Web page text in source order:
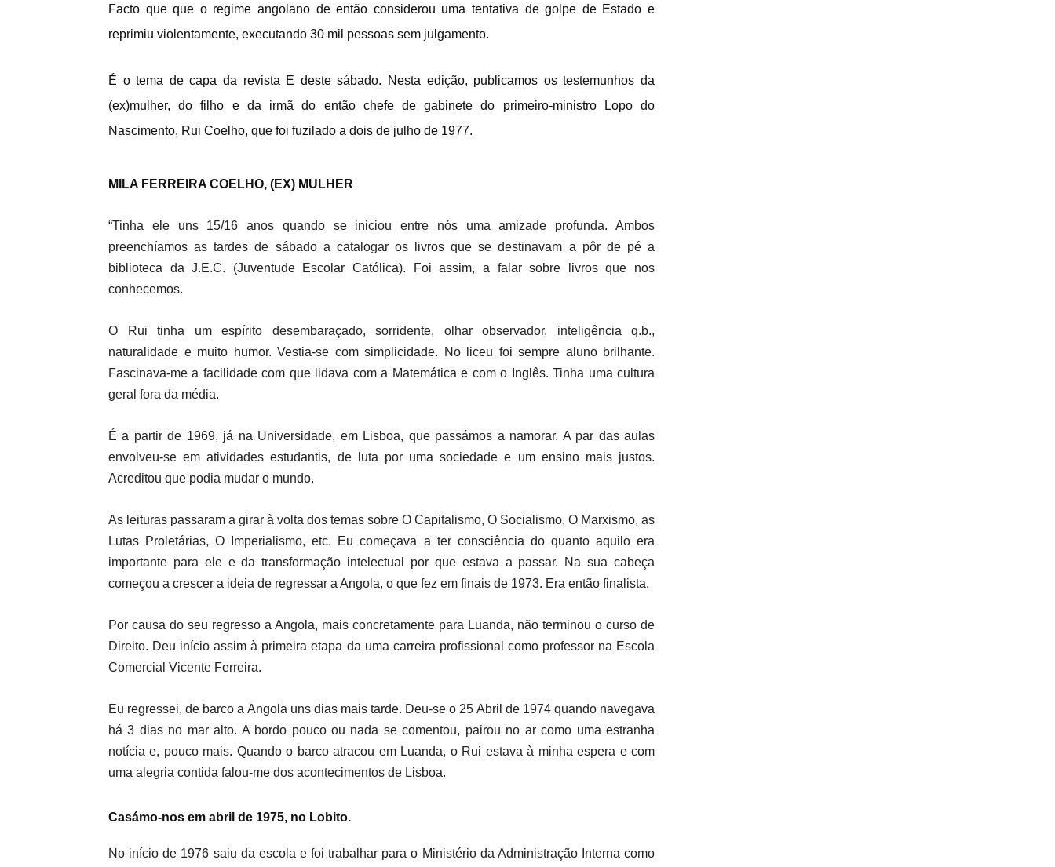
Facto que que o regime angolano de então considerou uma tentativa de golpe de Estado e
reprimiu violentamente, executando 30 mil pessoas sem julgamento.
É o tema de capa da revista E deste sábado. Nesta edição, publicamos os testemunhos da
(ex)mulher, do filho e da irmã do então chefe de gabinete do primeiro-ministro Lopo do
Nascimento, Rui Coelho, que foi fuzilado a dois de julho de 1977.
MILA FERREIRA COELHO, (EX) MULHER
“Tinha ele uns 15/16 anos quando se iniciou entre nós uma amizade profunda. Ambos
preenchíamos as tardes de sábado a catalogar os livros que se destinavam a pôr de pé a
biblioteca da J.E.C. (Juventude Escolar Católica). Foi assim, a falar sobre livros que nos
conhecemos.
O Rui tinha um espírito desembaraçado, sorridente, olhar observador, inteligência q.b.,
naturalidade e muito humor. Vestia-se com simplicidade. No liceu foi sempre aluno brilhante.
Fascinava-me a facilidade com que lidava com a Matemática e com o Inglês. Tinha uma cultura
geral fora da média.
É a partir de 1969, já na Universidade, em Lisboa, que passámos a namorar. A par das aulas
envolveu-se em atividades estudantis, de luta por uma sociedade e um ensino mais justos.
Acreditou que podia mudar o mundo.
As leituras passaram a girar à volta dos temas sobre O Capitalismo, O Socialismo, O Marxismo, as
Lutas Proletárias, O Imperialismo, etc. Eu começava a ter consciência do quanto aquilo era
importante para ele e da transformação intelectual por que estava a passar. Na sua cabeça
começou a crescer a ideia de regressar a Angola, o que fez em finais de 1973. Era então finalista.
Por causa do seu regresso a Angola, mais concretamente para Luanda, não terminou o curso de
Direito. Deu início assim à primeira etapa da uma carreira profissional como professor na Escola
Comercial Vicente Ferreira.
Eu regressei, de barco a Angola uns dias mais tarde. Deu-se o 25 Abril de 1974 quando navegava
há 3 dias no mar alto. A bordo pouco ou nada se comentou, pairou no ar como uma estranha
notícia e, pouco mais. Quando o barco atracou em Luanda, o Rui estava à minha espera e com
uma alegria contida falou-me dos acontecimentos de Lisboa.
Casámo-nos em abril de 1975, no Lobito.
No início de 1976 saiu da escola e foi trabalhar para o Ministério da Administração Interna como